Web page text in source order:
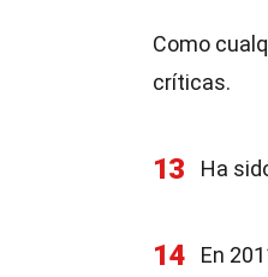
Como
críticas.
13 Ha
14
En